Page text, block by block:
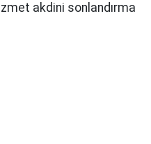
akdini sonlandırma